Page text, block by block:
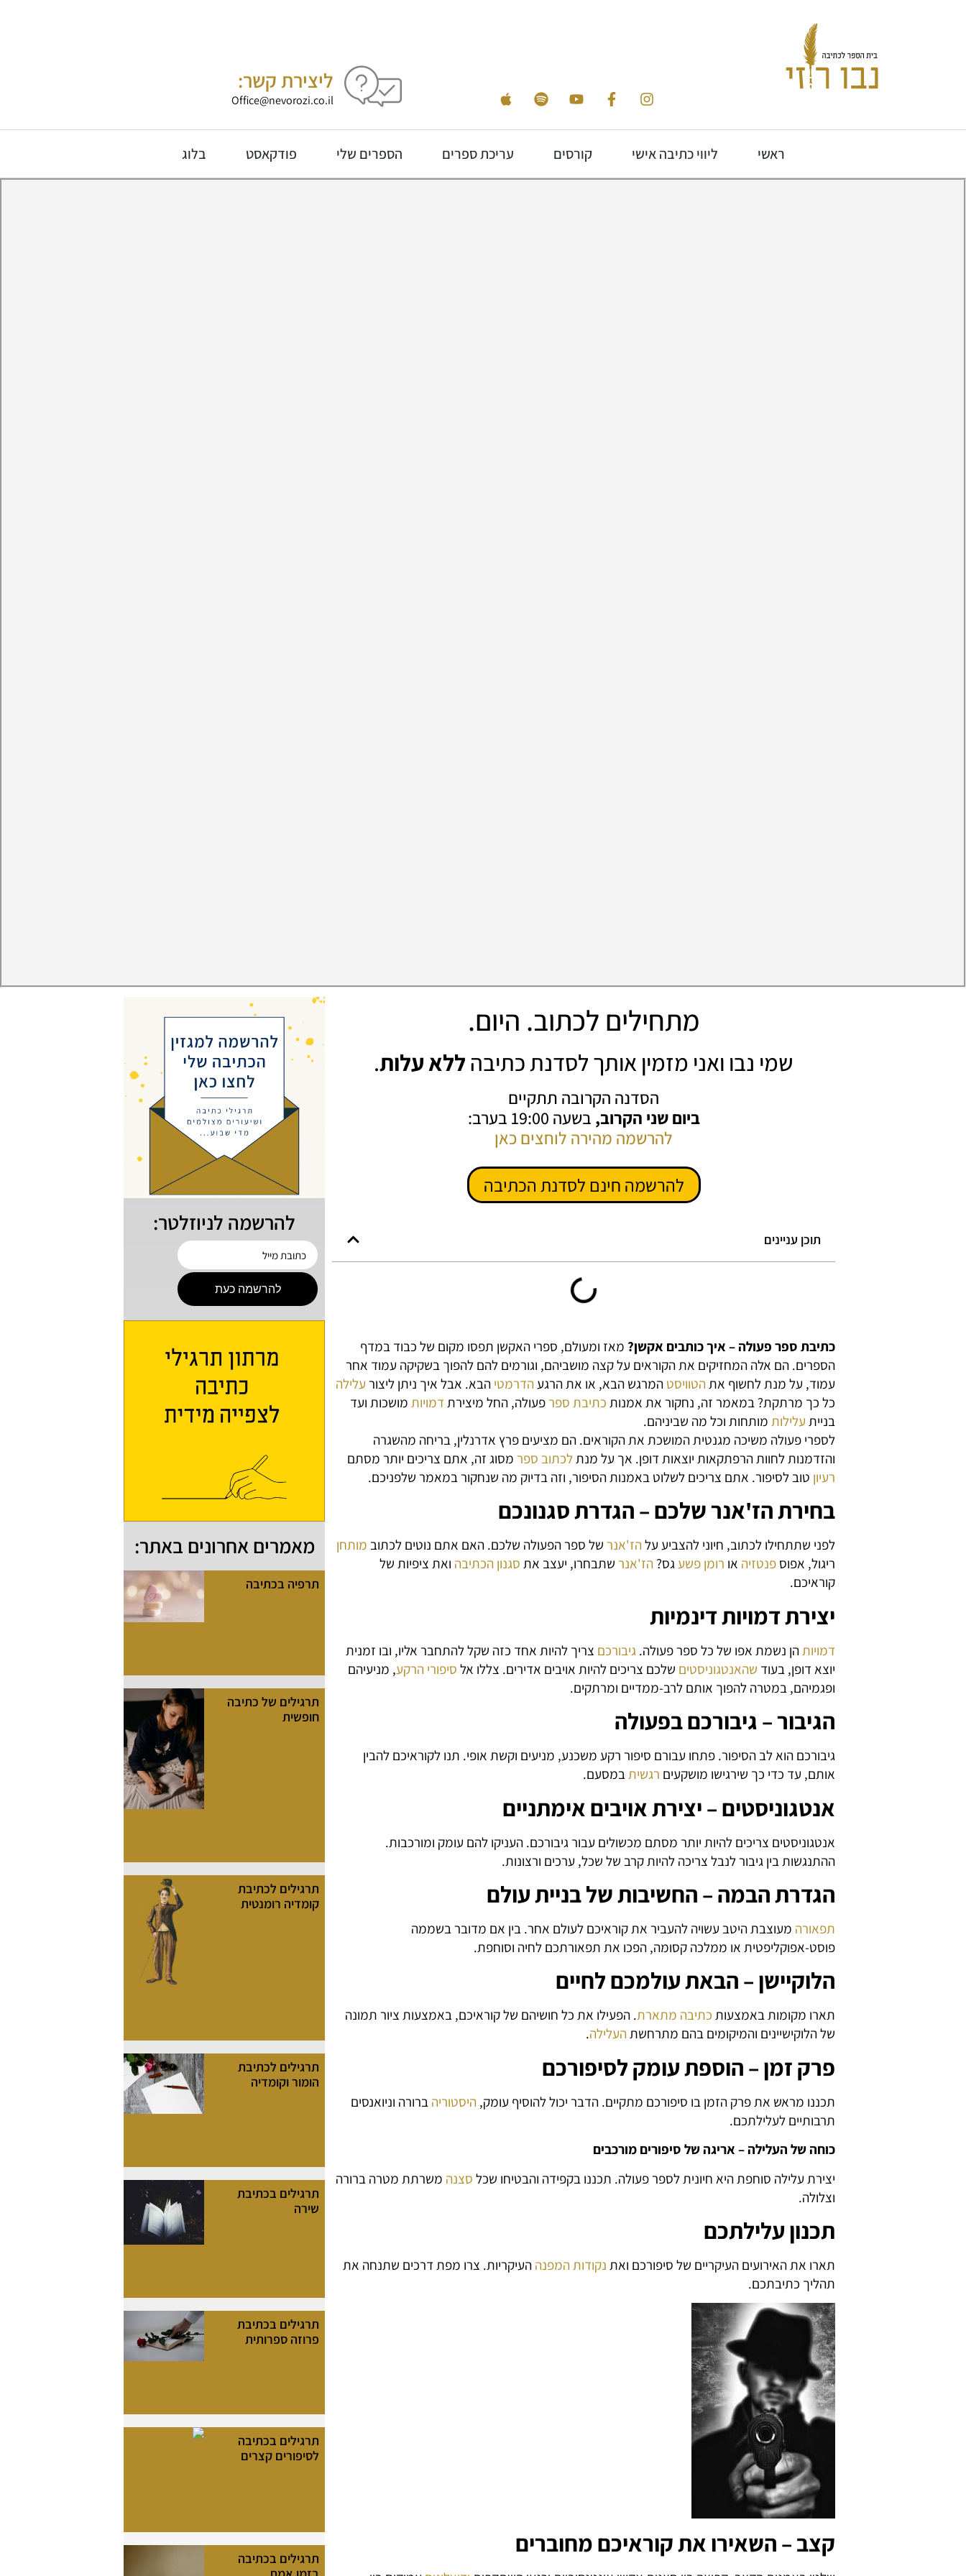
ליצירת קשר:
Office@nevorozi.co.il
ראשי ליווי כתיבה אישי קורסים עריכת ספרים הספרים שלי פודקאסט בלוג
מתחילים לכתוב. היום.
שמי נבו ואני מזמין אותך לסדנת כתיבהללא עלות.
הסדנה הקרובה תתקיים
ביום שני הקרוב, בשעה 19:00 בערב:
להרשמה מהירה לוחצים כאן
להרשמה חינם לסדנת הכתיבה
תוכן עניינים
כתיבת ספר פעולה – איך כותבים אקשן? מאז ומעולם, ספרי האקשן תפסו מקום של כבוד במדף
הספרים. הם אלה המחזיקים את הקוראים על קצה מושביהם, וגורמים להם להפוך בשקיקה עמוד אחר
עמוד, על מנת לחשוף אתהטוויסט המרגש הבא, או את הרגעהדרמטי הבא. אבל איך ניתן ליצור עלילה
כל כך מרתקת? במאמר זה, נחקור את אמנות כתיבת ספרפעולה, החל מיצירת דמויות מושכות ועד
בניית עלילות מותחות וכל מה שביניהם.
לספרי פעולה משיכה מגנטית המושכת את הקוראים. הם מציעים פרץ אדרנלין, בריחה מהשגרה
והזדמנות לחוות הרפתקאות יוצאות דופן. אך על מנתלכתוב ספר מסוג זה, אתם צריכים יותר מסתם
רעיון טוב לסיפור. אתם צריכים לשלוט באמנות הסיפור, וזה בדיוק מה שנחקור במאמר שלפניכם.
בחירת הז'אנר שלכם – הגדרת סגנונכם
לפני שתתחילו לכתוב, חיוני להצביע עלהז'אנר של ספר הפעולה שלכם. האם אתם נוטים לכתוב מותחן
ריגול, אפוס פנטזיה או רומן פשעגס? הז'אנר שתבחרו, יעצב את סגנון הכתיבה ואת ציפיות של
קוראיכם.
יצירת דמויות דינמיות
דמויות הן נשמת אפו של כל ספר פעולה. גיבורכם צריך להיות אחד כזה שקל להתחבר אליו, ובו זמנית
יוצא דופן, בעוד שהאנטגוניסטים שלכם צריכים להיות אויבים אדירים. צללו אל סיפורי הרקע, מניעיהם
ופגמיהם, במטרה להפוך אותם לרב-ממדיים ומרתקים.
הגיבור – גיבורכם בפעולה
גיבורכם הוא לב הסיפור. פתחו עבורם סיפור רקע משכנע, מניעים וקשת אופי. תנו לקוראיכם להבין
אותם, עד כדי כך שירגישו מושקעים רגשיתבמסעם.
אנטגוניסטים – יצירת אויבים אימתניים
אנטגוניסטים צריכים להיות יותר מסתם מכשולים עבור גיבורכם. העניקו להם עומק ומורכבות.
ההתנגשות בין גיבור לנבל צריכה להיות קרב של שכל, ערכים ורצונות.
הגדרת הבמה – החשיבות של בניית עולם
תפאורה מעוצבת היטב עשויה להעביר את קוראיכם לעולם אחר. בין אם מדובר בשממה
פוסט-אפוקליפטית או ממלכה קסומה, הפכו את תפאורתכם לחיה וסוחפת.
הלוקיישן – הבאת עולמכם לחיים
תארו מקומות באמצעות כתיבה מתארת. הפעילו את כל חושיהם של קוראיכם, באמצעות ציור תמונה
של הלוקישיינים והמיקומים בהם מתרחשתהעלילה.
פרק זמן – הוספת עומק לסיפורכם
תכננו מראש את פרק הזמן בו סיפורכם מתקיים. הדבר יכול להוסיף עומק, היסטוריה ברורה וניואנסים
תרבותיים לעלילתכם.
כוחה של העלילה – אריגה של סיפורים מורכבים
יצירת עלילה סוחפת היא חיונית לספר פעולה. תכננו בקפידה והבטיחו שכל סצנה משרתת מטרה ברורה
וצלולה.
תכנון עלילתכם
תארו את האירועים העיקריים של סיפורכם ואת נקודות המפנה העיקריות. צרו מפת דרכים שתנחה את
תהליך כתיבתכם.
קצב – השאירו את קוראיכם מחוברים
להרשמה לניוזלטר:
להרשמה כעת
מאמרים אחרונים באתר:
תרפיה בכתיבה
תרגילים של כתיבה
חופשית
תרגילים לכתיבת
קומדיה רומנטית
תרגילים לכתיבת
הומור וקומדיה
תרגילים בכתיבת
שירה
תרגילים בכתיבת
פרוזה ספרותית
תרגילים בכתיבה
לסיפורים קצרים
תרגילים בכתיבה